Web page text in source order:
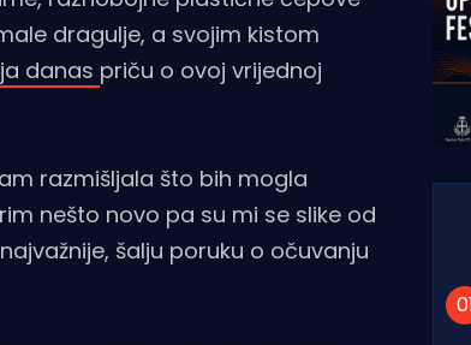
dragulje, a svojim kistom
danas priču o ovoj vrijednoj
razmišljala što bih mogla
nešto novo pa su mi se slike od
šalju poruku o očuvanju